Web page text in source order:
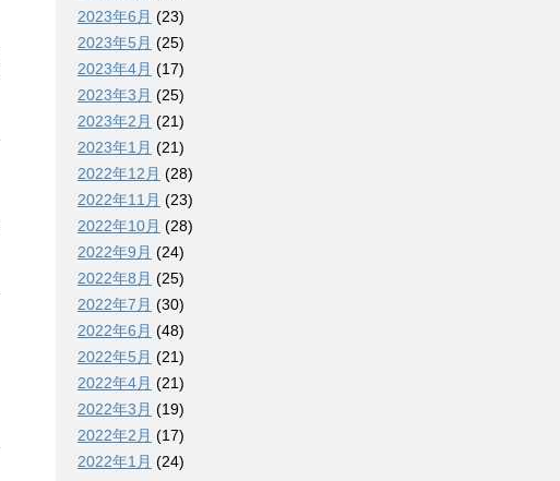
2023年6月 (23)
2023年5月 (25)
2023年4月 (17)
2023年3月 (25)
2023年2月 (21)
2023年1月 (21)
2022年12月 (28)
2022年11月 (23)
2022年10月 (28)
2022年9月 (24)
2022年8月 (25)
2022年7月 (30)
2022年6月 (48)
2022年5月 (21)
2022年4月 (21)
2022年3月 (19)
2022年2月 (17)
2022年1月 (24)